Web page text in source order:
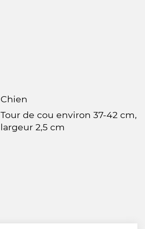
Chien
Tour de cou environ 37-42 cm,
largeur 2,5 cm